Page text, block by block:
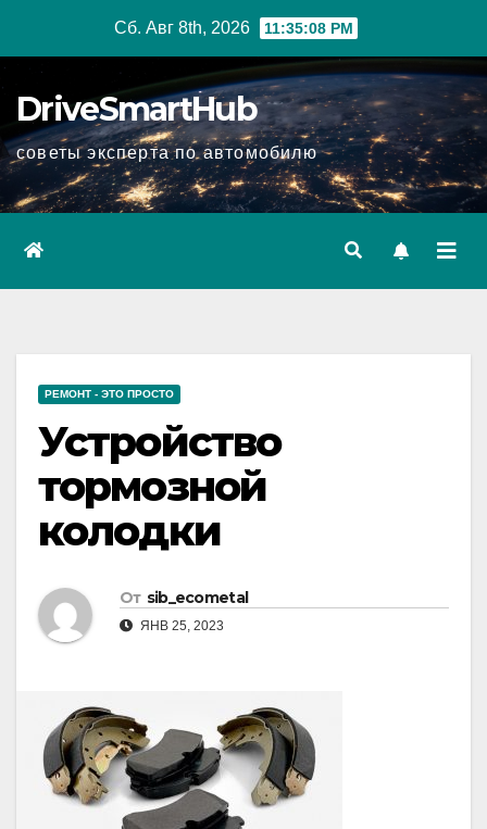
Сб. Авг 8th, 2026 11:35:09 PM
DriveSmartHub
советы эксперта по автомобилю
РЕМОНТ - ЭТО ПРОСТО
Устройство
тормозной
колодки
От sib_ecometal
ЯНВ 25, 2023